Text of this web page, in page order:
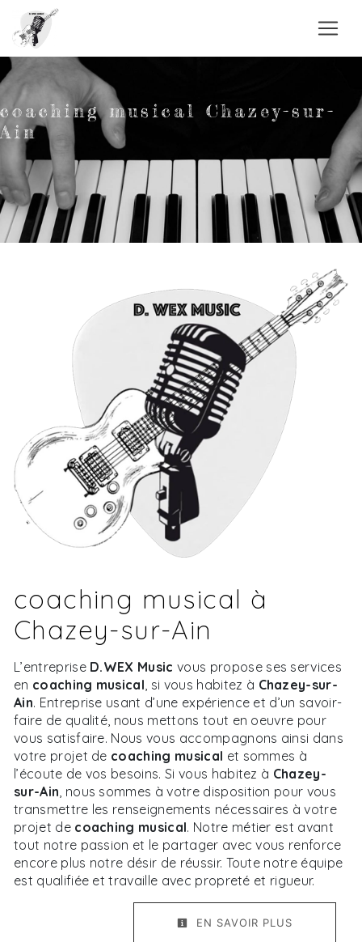
coaching musical Chazey-sur-
Ain
coaching musical à
Chazey-sur-Ain
L’entreprise D.WEX Music vous propose ses services
en coaching musical, si vous habitez à Chazey-sur-
Ain. Entreprise usant d’une expérience et d’un savoir-
faire de qualité, nous mettons tout en oeuvre pour
vous satisfaire. Nous vous accompagnons ainsi dans
votre projet de coaching musical et sommes à
l’écoute de vos besoins. Si vous habitez à Chazey-
sur-Ain, nous sommes à votre disposition pour vous
transmettre les renseignements nécessaires à votre
projet de coaching musical. Notre métier est avant
tout notre passion et le partager avec vous renforce
encore plus notre désir de réussir. Toute notre équipe
est qualifiée et travaille avec propreté et rigueur.
EN SAVOIR PLUS
Panneau de gestion des cookies